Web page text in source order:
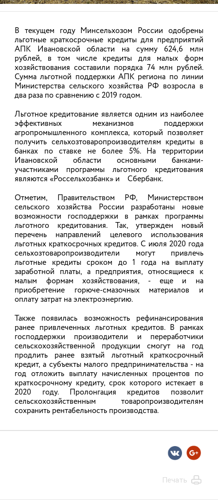
АНОНСЫ
В племзаводе им. Дзержинского
возводят животноводческий
комплекс, который позволит
дополнительно получать до 6 тыс.
тонн молока
В сельхозпредприятии «Племенной завод имени
Дзержинского» реализуют крупный
инвестиционный проект по строительству
животноводческого комплекса на 1320 голов
августе 2026 года.
21.11.2025
В хозяйствах Ивановской области
собрано более 153 тысяч тонн зерна
В 2025 году аграрии региона намолотили 153,5
тыс. тонн зерна в бункерном весе, что на 15,4%
больше, чем в 2024 году.
20.11.2025
Аграриям региона возместили часть
затрат по организации
производственной практики
студентов
По национальному проекту «Технологическое
субсидии на возмещение части затрат, связанных
В текущем году Минсельхозом России одобрены
льготные краткосрочные кредиты для предприятий
АПК Ивановской области на сумму 624,6 млн
рублей, в том числе кредиты для малых форм
хозяйствования составили порядка 74 млн рублей.
Сумма льготной поддержки АПК региона по линии
Министерства сельского хозяйства РФ возросла в
два раза по сравнению с 2019 годом.
Льготное кредитование является одним из наиболее
эффективных механизмов поддержки
агропромышленного комплекса, который позволяет
получить сельхозтоваропроизводителям кредиты в
банках по ставке не более 5%. На территории
Ивановской области основными банками-
участниками программы льготного кредитования
являются «Россельхозбанк» и Сбербанк.
Отметим, Правительством РФ, Министерством
сельского хозяйства России разработаны новые
возможности господдержки в рамках программы
льготного кредитования. Так, утвержден новый
перечень направлений целевого использования
льготных краткосрочных кредитов. С июля 2020 года
сельхозтоваропроизводители могут привлечь
льготные кредиты сроком до 1 года на выплату
заработной платы, а предприятия, относящиеся к
малым формам хозяйствования, - еще и на
приобретение горюче-смазочных материалов и
оплату затрат на электроэнергию.
Также появилась возможность рефинансирования
ранее привлеченных льготных кредитов. В рамках
господдержки производители и переработчики
сельскохозяйственной продукции смогут на год
продлить ранее взятый льготный краткосрочный
кредит, а субъекты малого предпринимательства - на
год отложить выплату начисленных процентов по
краткосрочному кредиту, срок которого истекает в
2020 году. Пролонгация кредитов позволит
сельскохозяйственным товаропроизводителям
сохранить рентабельность производства.
Печать